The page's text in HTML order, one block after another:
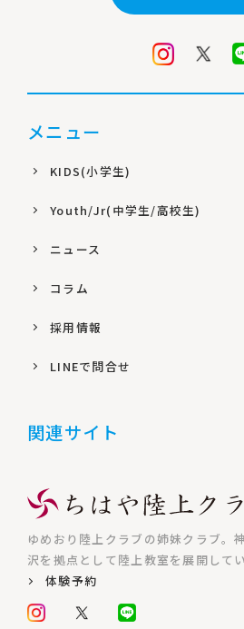
メニュー
KIDS(小学生)
Youth/Jr(中学生/高校生)
ニュース
コラム
採用情報
LINEで問合せ
関連サイト
ゆめおり陸上クラブの姉妹クラブ。
沢を拠点として陸上教室を展開してい
体験予約